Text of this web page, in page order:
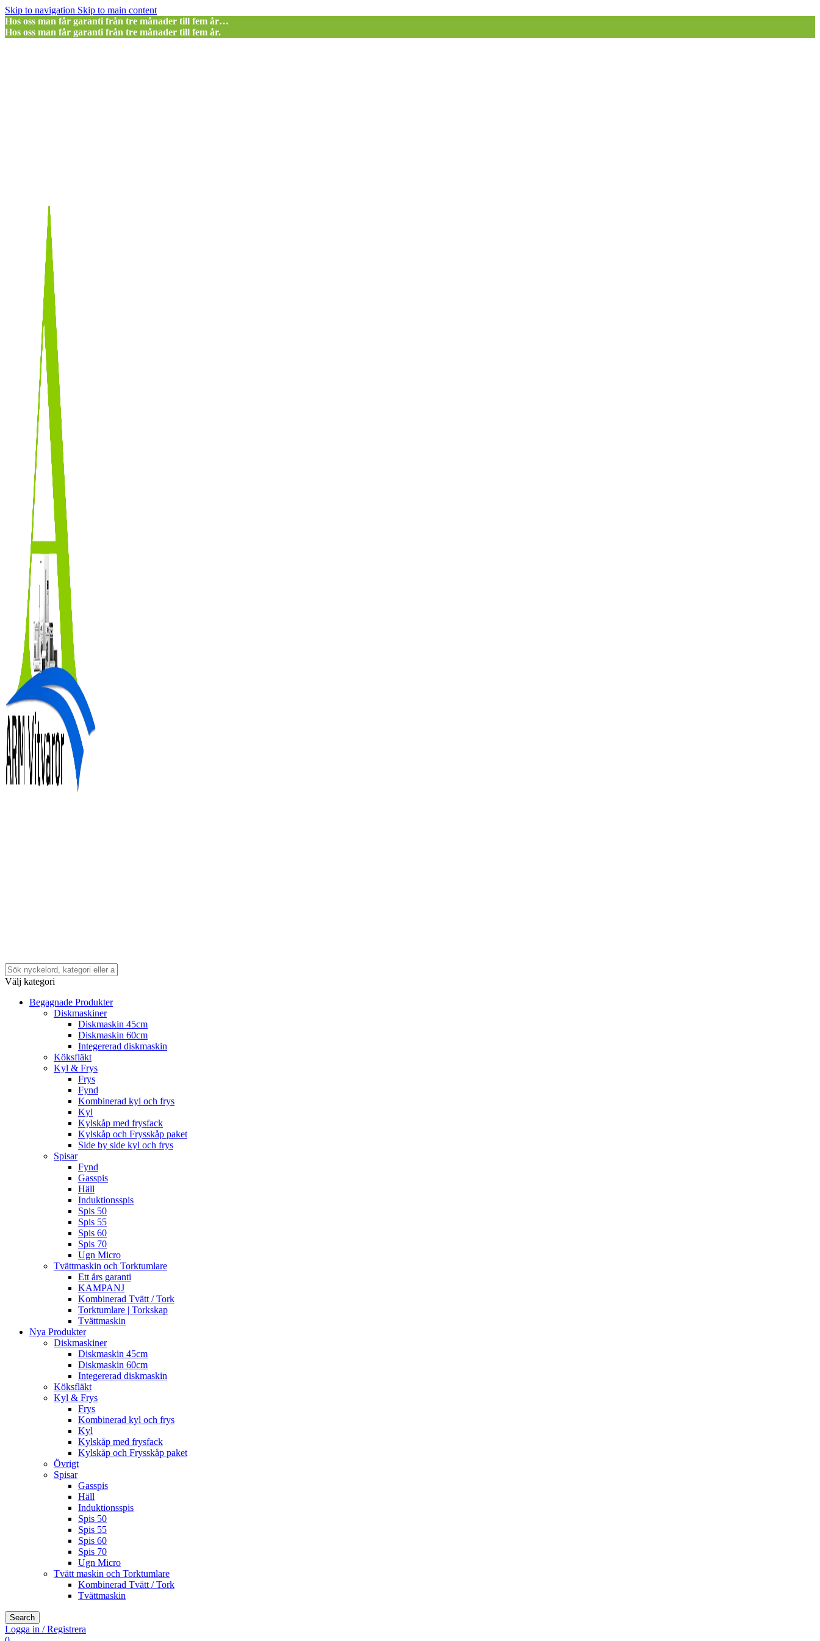
Skip to navigation Skip to main content
Hos oss man får garanti från tre månader till fem år…
Hos oss man får garanti från tre månader till fem år.
Välj kategori
Begagnade Produkter
Diskmaskiner
Diskmaskin 45cm
Diskmaskin 60cm
Integererad diskmaskin
Köksfläkt
Kyl & Frys
Frys
Fynd
Kombinerad kyl och frys
Kyl
Kylskåp med frysfack
Kylskåp och Frysskåp paket
Side by side kyl och frys
Spisar
Fynd
Gasspis
Häll
Induktionsspis
Spis 50
Spis 55
Spis 60
Spis 70
Ugn Micro
Tvättmaskin och Torktumlare
Ett års garanti
KAMPANJ
Kombinerad Tvätt / Tork
Torktumlare | Torkskap
Tvättmaskin
Nya Produkter
Diskmaskiner
Diskmaskin 45cm
Diskmaskin 60cm
Integererad diskmaskin
Köksfläkt
Kyl & Frys
Frys
Kombinerad kyl och frys
Kyl
Kylskåp med frysfack
Kylskåp och Frysskåp paket
Övrigt
Spisar
Gasspis
Häll
Induktionsspis
Spis 50
Spis 55
Spis 60
Spis 70
Ugn Micro
Tvätt maskin och Torktumlare
Kombinerad Tvätt / Tork
Tvättmaskin
Search
Logga in / Registrera